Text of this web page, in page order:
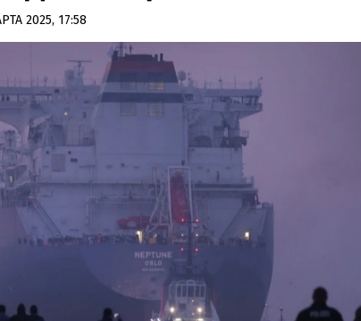
2025, 17:58